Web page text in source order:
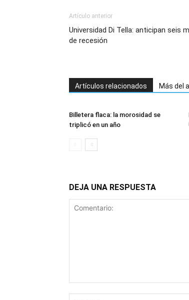
Artículo anterior
Universidad Di Tella: anticipan seis
de recesión
Artículos relacionados Más del
Billetera flaca: la morosidad se
triplicó en un año
DEJA UNA RESPUESTA